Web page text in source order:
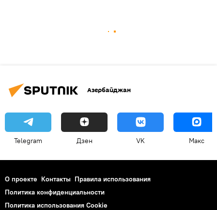
Азербайджан
Telegram Дзен VK Макс
О проекте Контакты Правила использования
Политика конфиденциальности
Политика использования Cookie